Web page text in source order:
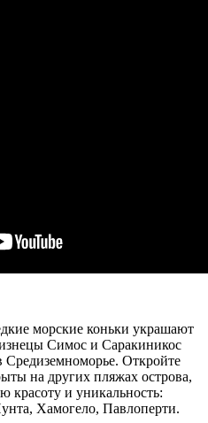
морские коньки украшают
Симос и Саракиникос
Откройте
на других пляжах острова,
красоту и уникальность:
Хамогело, Павлоперти.